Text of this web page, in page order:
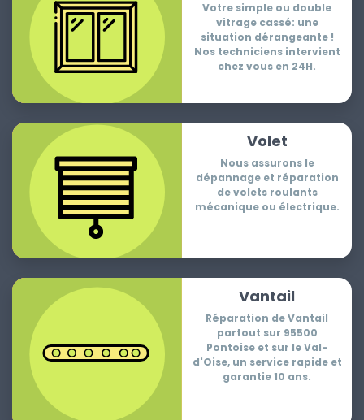
Votre simple ou double
vitrage cassé: une
situation dérangeante !
Nos techniciens intervient
chez vous en 24H.
Volet
Nous assurons le
dépannage et réparation
de volets roulants
mécanique ou électrique.
Vantail
Réparation de Vantail
partout sur 95500
Pontoise et sur le Val-
d'Oise, un service rapide et
garantie 10 ans.